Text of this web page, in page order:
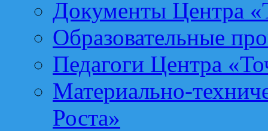
Документы Центра
Образовательные
Педагоги Центра
Материально-
Роста»